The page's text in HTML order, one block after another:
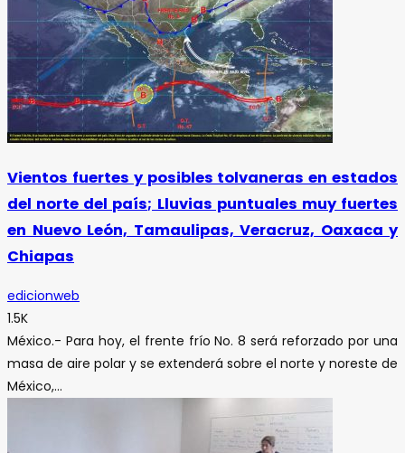
Vientos fuertes y posibles tolvaneras en estados
del norte del país; Lluvias puntuales muy fuertes
en Nuevo León, Tamaulipas, Veracruz, Oaxaca y
Chiapas
edicionweb
1.5K
México.- Para hoy, el frente frío No. 8 será reforzado por una
masa de aire polar y se extenderá sobre el norte y noreste de
México,...